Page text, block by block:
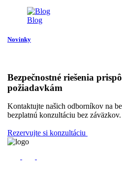
Blog
Novinky
Bezpečnostné riešenia
požiadavkám
Kontaktujte našich odborníkov na
bezplatnú konzultáciu bez záväzkov.
Rezervujte si konzultáciu